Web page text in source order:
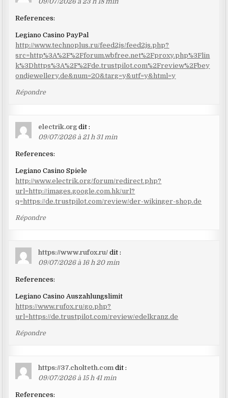
References:
Legiano Casino PayPal
http://www.technoplus.ru/feed2js/feed2js.php?
src=http%3A%2F%2Fforum.wbfree.net%2Fproxy.php%3Flin
k%3Dhttps%3A%2F%2Fde.trustpilot.com%2Freview%2Fbey
ondjewellery.de&num=20&targ=y&utf=y&html=y
Répondre
electrik.org dit :
09/07/2026 à 21 h 31 min
References:
Legiano Casino Spiele
http://www.electrik.org/forum/redirect.php?
url=http://images.google.com.hk/url?
q=https://de.trustpilot.com/review/der-wikinger-shop.de
Répondre
https://www.rufox.ru/ dit :
09/07/2026 à 16 h 20 min
References:
Legiano Casino Auszahlungslimit
https://www.rufox.ru/go.php?
url=https://de.trustpilot.com/review/edelkranz.de
Répondre
https://37.cholteth.com dit :
09/07/2026 à 15 h 41 min
References: